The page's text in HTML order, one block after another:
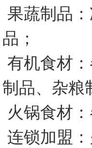
果蔬制品
品；
有机食材
制品、杂粮
火锅食材
连锁加盟